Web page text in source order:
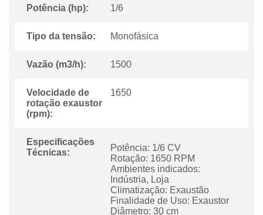
Potência (hp): 1/6
Tipo da tensão: Monofásica
Vazão (m3/h): 1500
Velocidade de
rotação exaustor
(rpm):
1650
Especificações
Técnicas:
Potência: 1/6 CV
Rotação: 1650 RPM
Ambientes indicados:
Indústria, Loja
Climatização: Exaustão
Finalidade de Uso: Exaustor
Diâmetro: 30 cm